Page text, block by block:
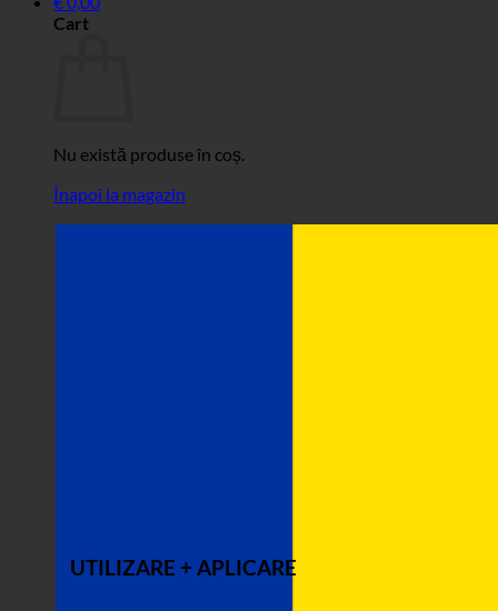
Cart
Nu există produse în coș.
Înapoi la magazin
UTILIZARE + APLICARE